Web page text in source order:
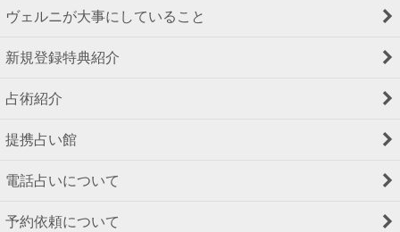
ヴェルニが大事にしていること
新規登録特典紹介
占術紹介
提携占い館
電話占いについて
予約依頼について